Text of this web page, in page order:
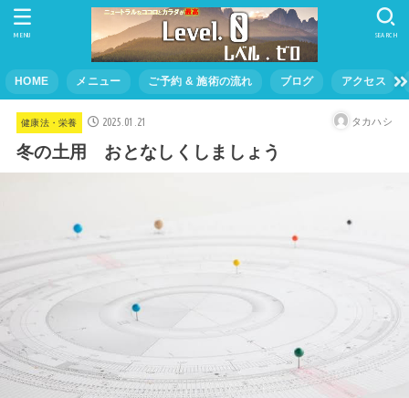
HOME メニュー ご予約 & 施術の流れ ブログ アクセス
SEARCH
MENU
健康法・栄養 2025.01.21 タカハシ
冬の土用 おとなしくしましょう